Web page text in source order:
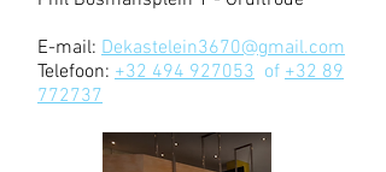
E-mail: Dekastelein3670@gmail.com
Telefoon: +32 494 927053 of +32 89
772737